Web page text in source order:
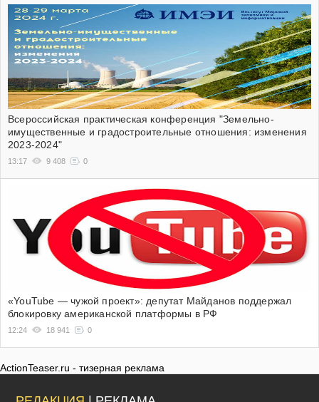
Всероссийская практическая конференция "Земельно-
имущественные и градостроительные отношения: изменения
2023-2024"
13:17 9 408 0
«YouTube — чужой проект»: депутат Майданов поддержал
блокировку американской платформы в РФ
12:24 18 941 0
ActionTeaser.ru - тизерная реклама